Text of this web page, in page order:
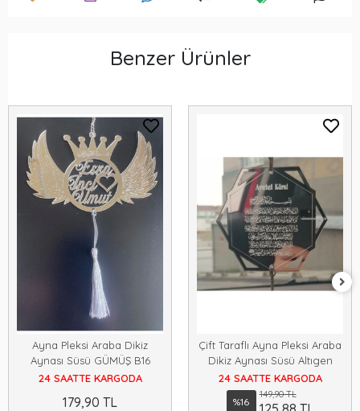
Benzer Ürünler
Ayna Pleksi Araba Dikiz
Aynası Süsü GÜMÜŞ B16
24 SAATTE KARGODA
179,90 TL
Çift Taraflı Ayna Pleksi Araba
Dikiz Aynası Süsü Altıgen
24 SAATTE KARGODA
%16
149,90 TL